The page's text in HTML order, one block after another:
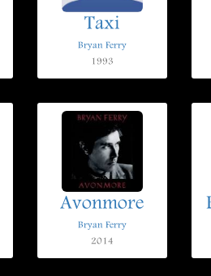
Taxi
Bryan Ferry
1993
Avonmore
Bryan Ferry
2014